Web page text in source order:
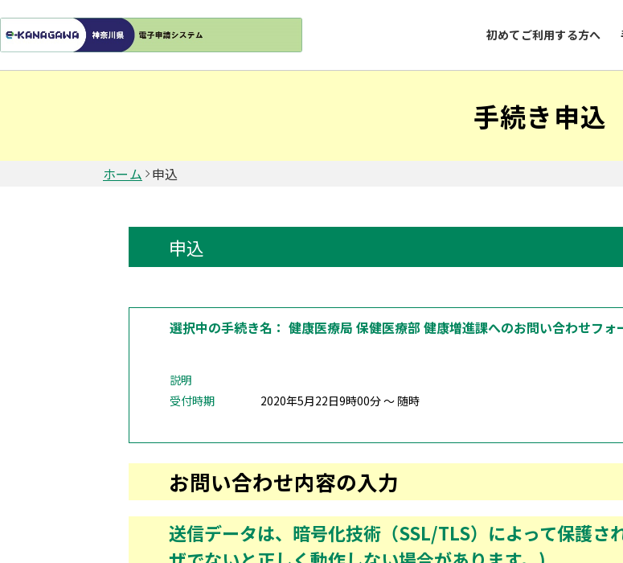
初めてご利用する方へ
手続き申込
ホーム 申込
申込
選択中の手続き名： 健康医療局 保健医療部 健康増進課へのお問い合わせフォ
説明
受付時期
2020年5月22日9時00分 ～ 随時
お問い合わせ内容の入力
送信データは、暗号化技術（SSL/TLS）によって保護さ